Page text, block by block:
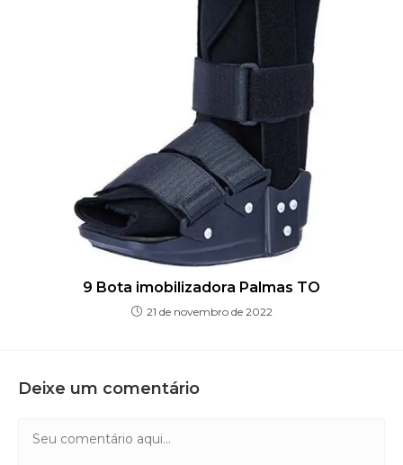
9 Bota imobilizadora Palmas TO
21 de novembro de 2022
Deixe um comentário